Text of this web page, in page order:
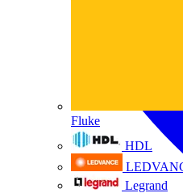
Fluke
HDL
Legrand